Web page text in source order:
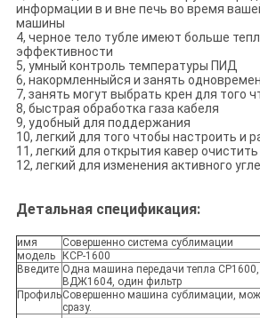
информации в и вне печь во время
машины
4, черное тело тубле имеют больше
эффективности
5, умный контроль температуры ПИД
6, накормленныйся и занять
7, занять могут выбрать крен для того
8, быстрая обработка газа кабеля
9, удобный для поддержания
10, легкий для того чтобы настроить и
11, легкий для открытия кавер
12, легкий для изменения активного
Детальная спецификация:
имя
Совершенно система сублимации
модель
КСР-1600
Введите Одна машина передачи тепла
ВДЖ1604, один фильтр
ПрофильСовершенно машина сублимации,
сразу.